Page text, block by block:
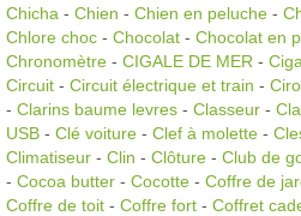
Chicha - Chien - Chien en peluche -
Chlore choc - Chocolat - Chocolat en
Chronomètre - CIGALE DE MER -
Circuit - Circuit électrique et train -
- Clarins baume levres - Classeur -
USB - Clé voiture - Clef à molette -
Climatiseur - Clin - Clôture - Club de
- Cocoa butter - Cocotte - Coffre de
Coffre de toit - Coffre fort - Coffret